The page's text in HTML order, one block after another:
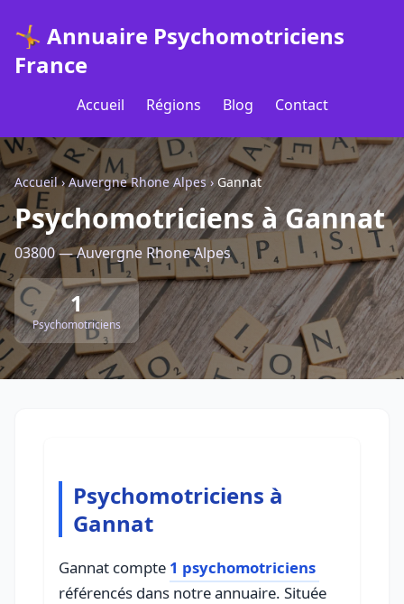
🤸 Annuaire Psychomotriciens
France
Accueil Régions Blog Contact
Accueil›Auvergne Rhone Alpes › Gannat
Psychomotriciens à Gannat
03800 — Auvergne Rhone Alpes
1
Psychomotriciens
Psychomotriciens à
Gannat
Gannat compte 1 psychomotriciens
référencés dans notre annuaire. Située